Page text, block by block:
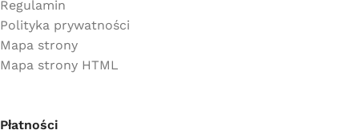
Regulamin
Polityka prywatności
Mapa strony
Mapa strony HTML
Płatności